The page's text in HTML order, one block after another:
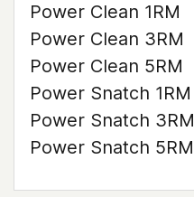
Power Clean 1RM
Power Clean 3RM
Power Clean 5RM
Power Snatch 1RM
Power Snatch 3RM
Power Snatch 5RM